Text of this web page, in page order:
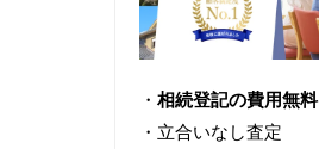
・ 相続登記の費用無料
・立合いなし査定